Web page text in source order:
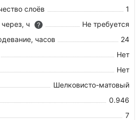
слоёв
1
ч
?
Не требуется
часов
24
Нет
Нет
Шелковисто-матовый
0.946
7